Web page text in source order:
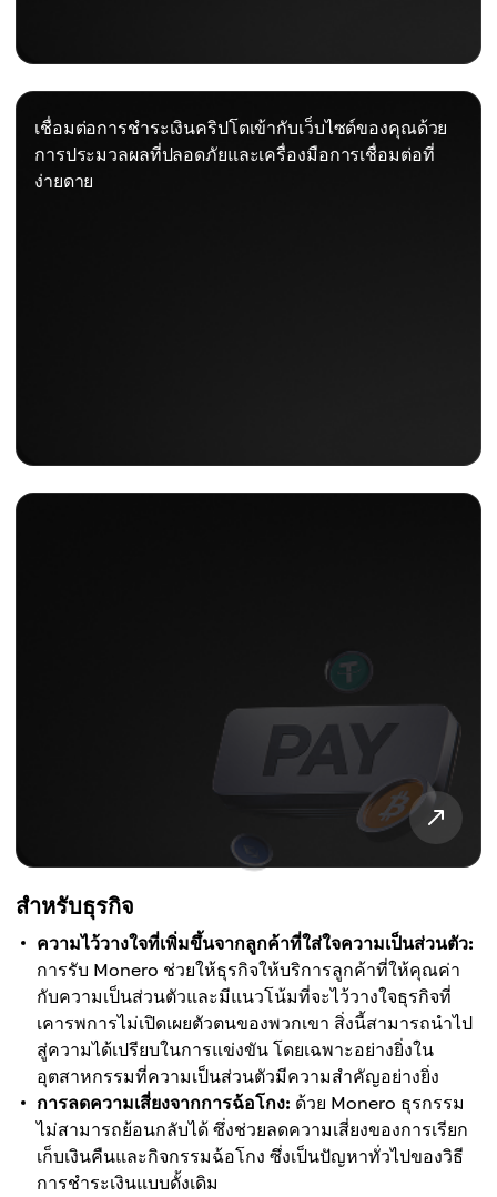
เชื่อมต่อการชำระเงินคริปโตเข้ากับเว็บไซต์ของคุณด้วย
การประมวลผลที่ปลอดภัยและเครื่องมือการเชื่อมต่อที่
ง่ายดาย
สำหรับธุรกิจ
ความไว้วางใจที่เพิ่มขึ้นจากลูกค้าที่ใส่ใจความเป็นส่วนตัว:
การรับ Monero ช่วยให้ธุรกิจให้บริการลูกค้าที่ให้คุณค่า
กับความเป็นส่วนตัวและมีแนวโน้มที่จะไว้วางใจธุรกิจที่
เคารพการไม่เปิดเผยตัวตนของพวกเขา สิ่งนี้สามารถนำไป
สู่ความได้เปรียบในการแข่งขัน โดยเฉพาะอย่างยิ่งใน
อุตสาหกรรมที่ความเป็นส่วนตัวมีความสำคัญอย่างยิ่ง
การลดความเสี่ยงจากการฉ้อโกง: ด้วย Monero ธุรกรรม
ไม่สามารถย้อนกลับได้ ซึ่งช่วยลดความเสี่ยงของการเรียก
เก็บเงินคืนและกิจกรรมฉ้อโกง ซึ่งเป็นปัญหาทั่วไปของวิธี
การชำระเงินแบบดั้งเดิม